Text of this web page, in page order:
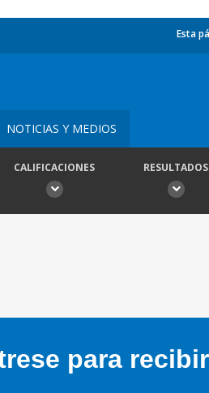
Esta
NOTICIAS Y MEDIOS
CALIFICACIONES RESULTADOS
para